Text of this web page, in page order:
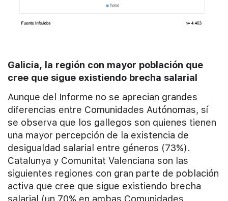
Galicia, la región con mayor población que
cree que sigue existiendo brecha salarial
Aunque del Informe no se aprecian grandes
diferencias entre Comunidades Autónomas, sí
se observa que los gallegos son quienes tienen
una mayor percepción de la existencia de
desigualdad salarial entre géneros (73%).
Catalunya y Comunitat Valenciana son las
siguientes regiones con gran parte de población
activa que cree que sigue existiendo brecha
salarial (un 70% en ambas Comunidades